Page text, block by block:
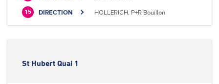
15 DIRECTION HOLLERICH, P+R Bouillon
St Hubert Quai 1